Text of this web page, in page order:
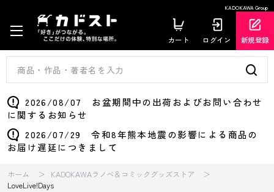
KADOKAWA Group
カート ログイン 新規登録
2026/08/07 お盆期間中の出荷およびお問い合わせ
に関するお知らせ
2026/07/29 令和8年熊本地震の影響による商品の
お届け遅延につきまして
ホーム
KADOKAWAラノベ＆コミックグッズストア
LoveLive!Days